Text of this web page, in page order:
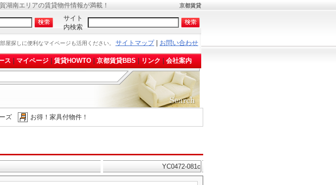
湖南エリアの賃貸物件情報が満載！ 京都賃貸
サイト
内検索
屋探しに便利なマイページも活用ください。 サイトマップ| お問い合わせ
ス マイページ 賃貸HOWTO 京都賃貸BBS リンク 会社案内
ズ お得！家具付物件！
YC0472-081c